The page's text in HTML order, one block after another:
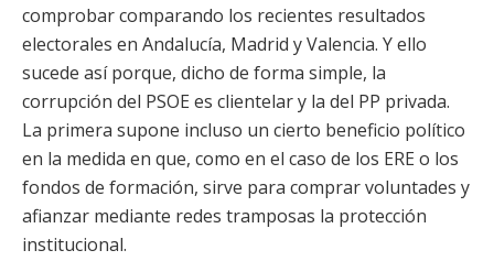
comprobar comparando los recientes resultados
electorales en Andalucía, Madrid y Valencia. Y ello
sucede así porque, dicho de forma simple, la
corrupción del PSOE es clientelar y la del PP privada.
La primera supone incluso un cierto beneficio político
en la medida en que, como en el caso de los ERE o los
fondos de formación, sirve para comprar voluntades y
afianzar mediante redes tramposas la protección
institucional.